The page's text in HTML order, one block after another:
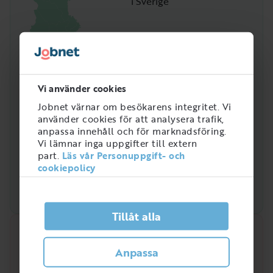
Vi använder cookies
Jobnet värnar om besökarens integritet. Vi
använder cookies för att analysera trafik,
anpassa innehåll och för marknadsföring.
Vi lämnar inga uppgifter till extern
part. Läs vår Personuppgift- och
cookiepolicy
Tillåt alla
Anpassa
Snabbanalys
Efterfrågan på arbetsmarknaden just nu